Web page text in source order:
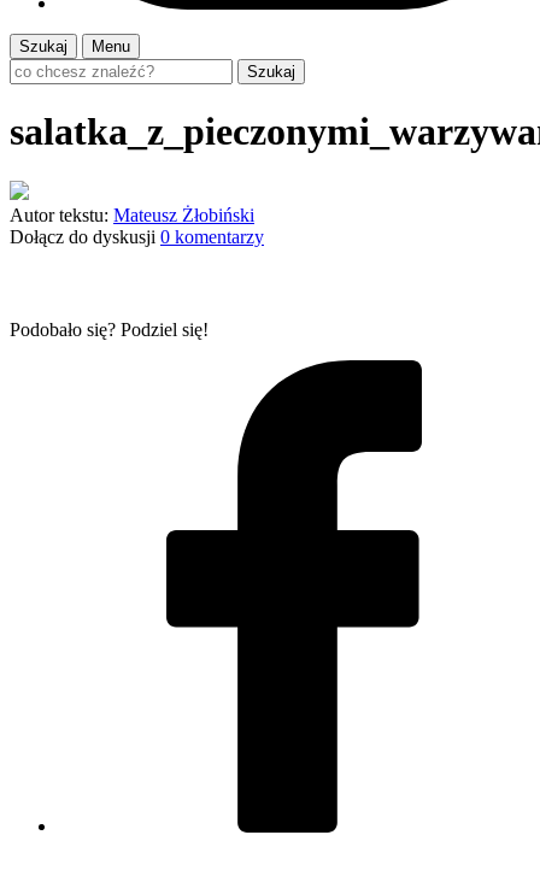
Szukaj
Menu
Szukaj
Autor tekstu: Mateusz Żłobiński
Dołącz do dyskusji 0 komentarzy
Podobało się? Podziel się!